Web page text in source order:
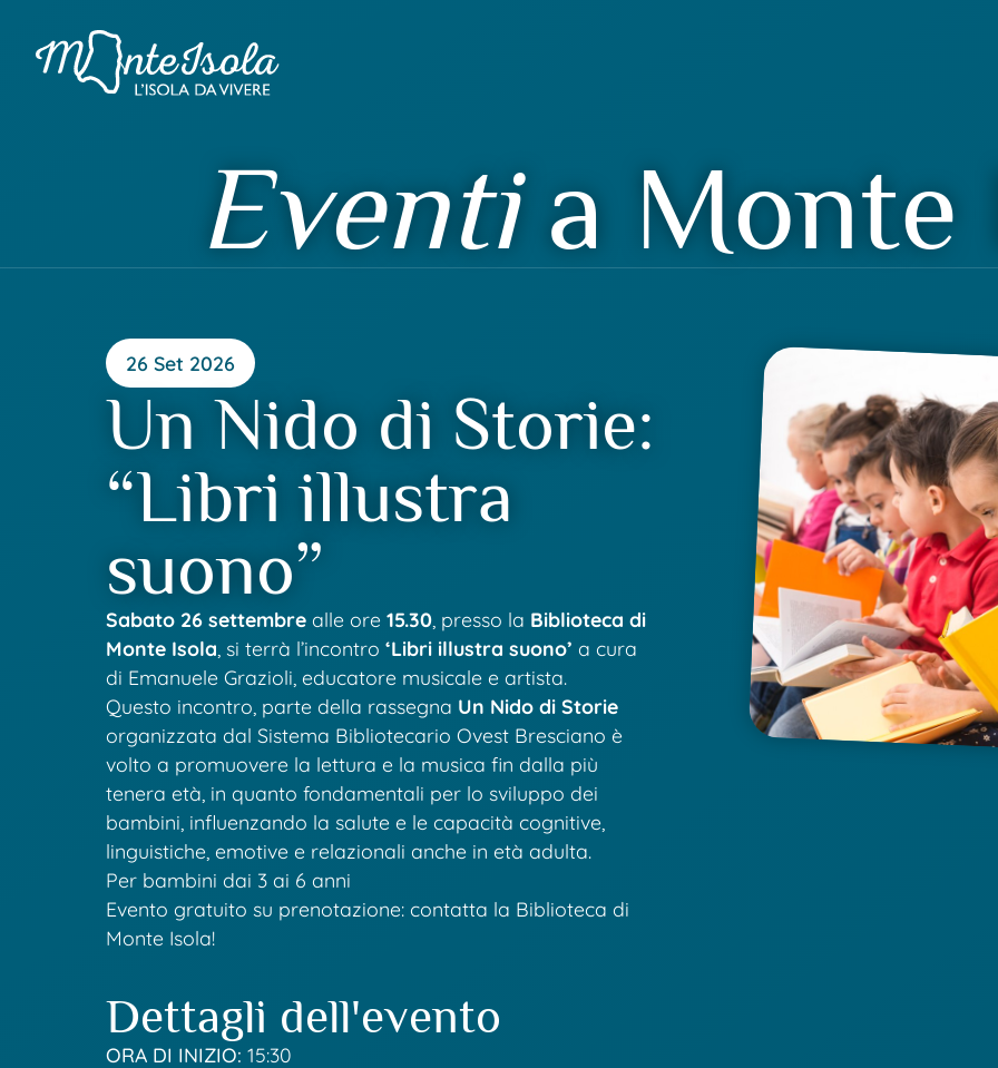
Eventia Monte
26 Set 2026
Un Nido di Storie:
“Libri illustra
suono”
Sabato 26 settembre alle ore 15.30 , presso la Biblioteca di
Monte Isola , si terrà l’incontro‘Libri illustra suono’ a cura
di Emanuele Grazioli, educatore musicale e artista.
Questo incontro, parte della rassegna Un Nido di Storie
organizzata dal Sistema Bibliotecario Ovest Bresciano è
volto a promuovere la lettura e la musica fin dalla più
tenera età, in quanto fondamentali per lo sviluppo dei
bambini, influenzando la salute e le capacità cognitive,
linguistiche, emotive e relazionali anche in età adulta.
Per bambini dai 3 ai 6 anni
Evento gratuito su prenotazione: contatta la Biblioteca di
Monte Isola!
Dettagli dell'evento
ORA DI INIZIO: 15:30